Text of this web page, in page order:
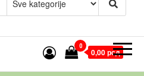
0
0,00 рсд